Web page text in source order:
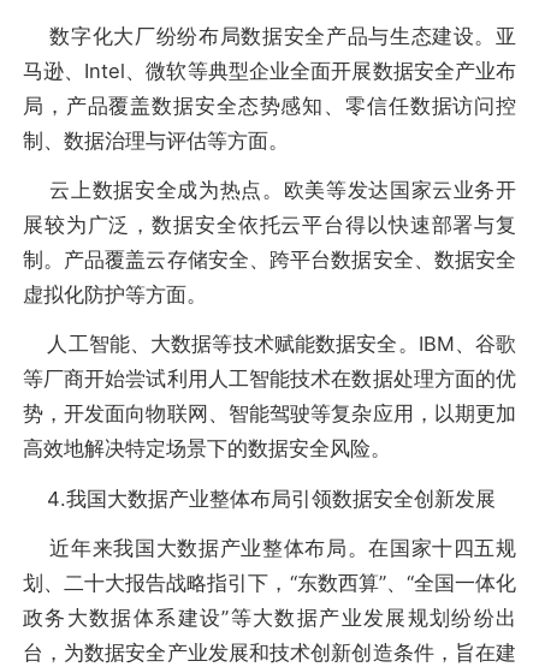
数字化大厂纷纷布局数据安全产品与生态建设。亚
马逊、Intel、微软等典型企业全面开展数据安全产业布
局，产品覆盖数据安全态势感知、零信任数据访问控
制、数据治理与评估等方面。
云上数据安全成为热点。欧美等发达国家云业务开
展较为广泛，数据安全依托云平台得以快速部署与复
制。产品覆盖云存储安全、跨平台数据安全、数据安全
虚拟化防护等方面。
人工智能、大数据等技术赋能数据安全。IBM、谷歌
等厂商开始尝试利用人工智能技术在数据处理方面的优
势，开发面向物联网、智能驾驶等复杂应用，以期更加
高效地解决特定场景下的数据安全风险。
4.我国大数据产业整体布局引领数据安全创新发展
近年来我国大数据产业整体布局。在国家十四五规
划、二十大报告战略指引下，“东数西算”、“全国一体化
政务大数据体系建设”等大数据产业发展规划纷纷出
台，为数据安全产业发展和技术创新创造条件，旨在建